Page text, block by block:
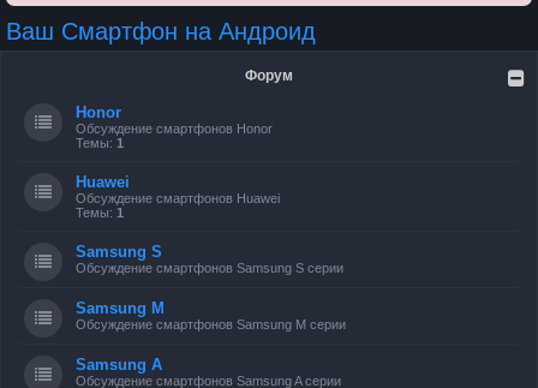
Ваш Смартфон на Андроид
Форум
Honor
Обсуждение смартфонов Honor
Темы: 1
Huawei
Обсуждение смартфонов Huawei
Темы: 1
Samsung S
Обсуждение смартфонов Samsung S серии
Samsung M
Обсуждение смартфонов Samsung M серии
Samsung A
Обсуждение смартфонов Samsung A серии